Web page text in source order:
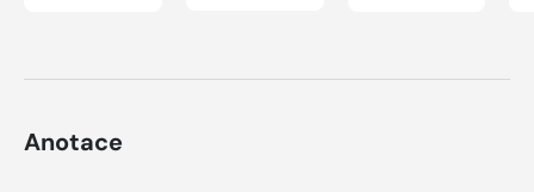
Anotace